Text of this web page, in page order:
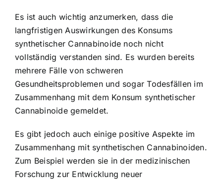
Es ist auch wichtig anzumerken, dass die
langfristigen Auswirkungen des Konsums
synthetischer Cannabinoide noch nicht
vollständig verstanden sind. Es wurden bereits
mehrere Fälle von schweren
Gesundheitsproblemen und sogar Todesfällen im
Zusammenhang mit dem Konsum synthetischer
Cannabinoide gemeldet.
Es gibt jedoch auch einige positive Aspekte im
Zusammenhang mit synthetischen Cannabinoiden.
Zum Beispiel werden sie in der medizinischen
Forschung zur Entwicklung neuer